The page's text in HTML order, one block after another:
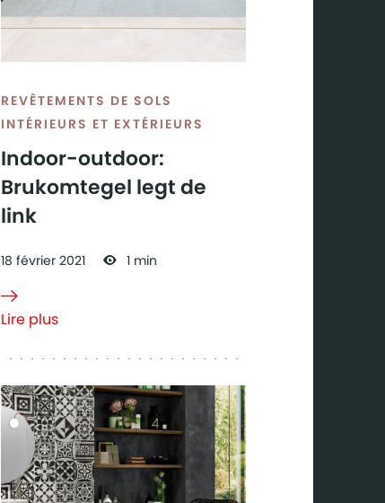
REVÊTEMENTS DE SOLS
INTÉRIEURS ET EXTÉRIEURS
Indoor-outdoor:
Brukomtegel legt de
link
18 février 2021 1 min
Lire plus
outdoor:
Brukomtegel
legt de link